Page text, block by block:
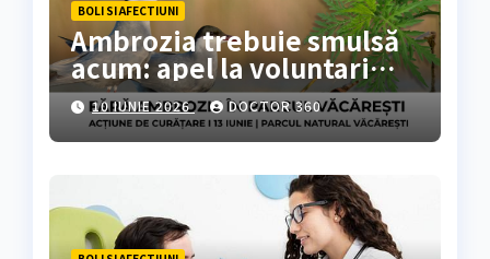
BOLI SI AFECTIUNI
Ambrozia trebuie smulsă
acum: apel la voluntari
pentru acțiune de curățare
în Parcul Natural
Văcărești
10 IUNIE 2026 DOCTOR 360